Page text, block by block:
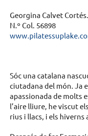
Georgina Calvet Cortés.
N.º Col. 56898
Sóc una catalana
ciutadana del món. Ja
apassionada de molts
l’aire lliure, he viscut
rius i llacs, i els hiverns